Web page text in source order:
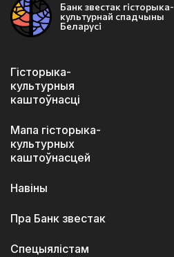
Банк звестак гісторыка-
культурнай спадчыны
Беларусі
Гісторыка-
культурныя
каштоўнасці
Мапа гісторыка-
культурных
каштоўнасцей
Навіны
Пра Банк звестак
Спецыялістам